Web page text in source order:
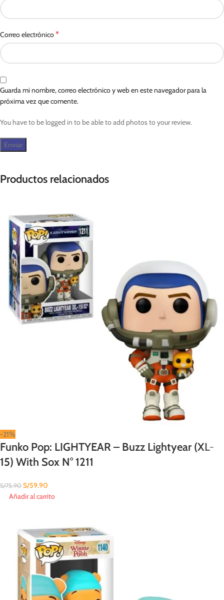
Correo electrónico*
Guarda mi nombre, correo electrónico y web en este navegador para la
próxima vez que comente.
You have to be logged in to be able to add photos to your review.
Productos relacionados
-21%
Funko Pop: LIGHTYEAR – Buzz Lightyear (XL-
15) With Sox N° 1211
S/75.90 S/59.90
Añadir al carrito